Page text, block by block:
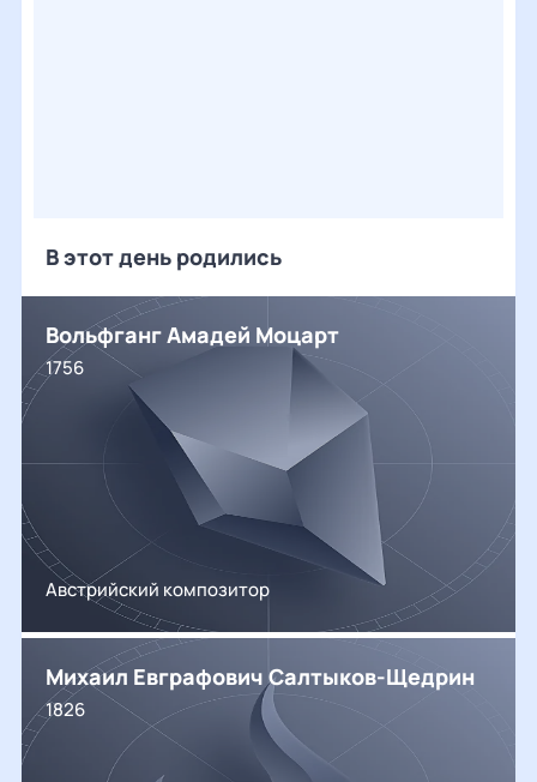
В этот день родились
Вольфганг Амадей Моцарт
1756
Австрийский композитор
Михаил Евграфович Салтыков-Щедрин
1826